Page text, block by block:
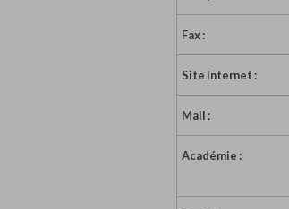
Fax :
Site Internet :
Mail :
Académie :